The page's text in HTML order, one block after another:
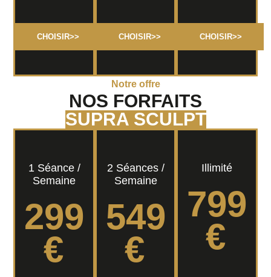
CHOISIR>> CHOISIR>> CHOISIR>>
Notre offre
NOS FORFAITS
SUPRA SCULPT
1 Séance /
Semaine
299
€
2 Séances /
Semaine
549
€
Illimité
799
€